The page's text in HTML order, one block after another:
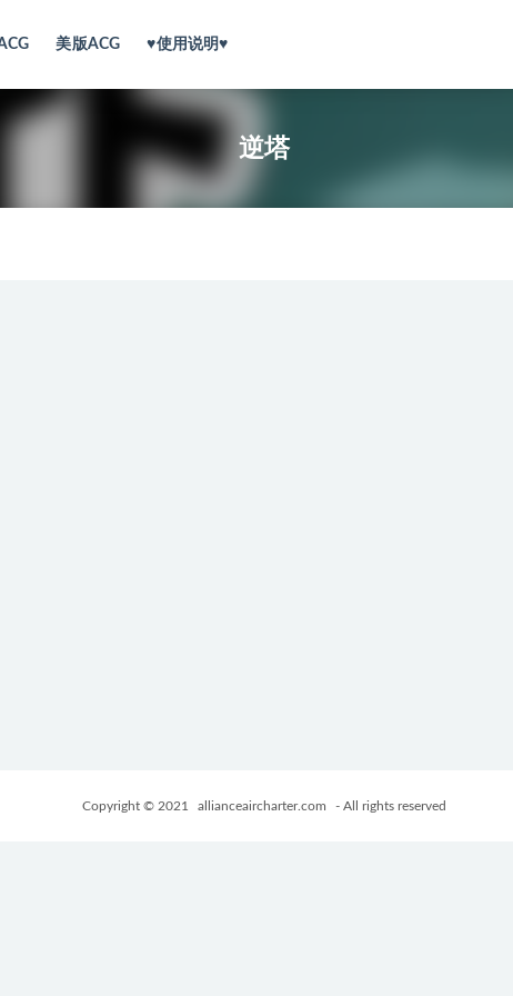
美版ACG ♥使用说明♥
逆塔
Copyright © 2021 allianceaircharter.com - All rights reserved